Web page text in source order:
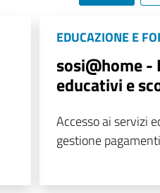
EDUCAZIONE E
sosi@home -
educativi e
Accesso ai servizi
gestione